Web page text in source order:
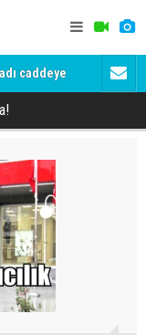
caddeye